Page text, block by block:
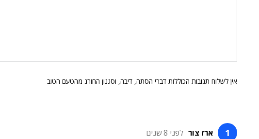
אין לשלוח תגובות הכוללות דברי הסתה, דיבה, וסגנון החורג מהטעם הטוב
ארז צור לפני 8 שנים